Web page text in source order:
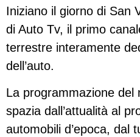
Iniziano il giorno di San
di Auto Tv, il primo
terrestre interamente
dell’auto.
La programmazione del
spazia dall’attualità al
automobili d’epoca, dal